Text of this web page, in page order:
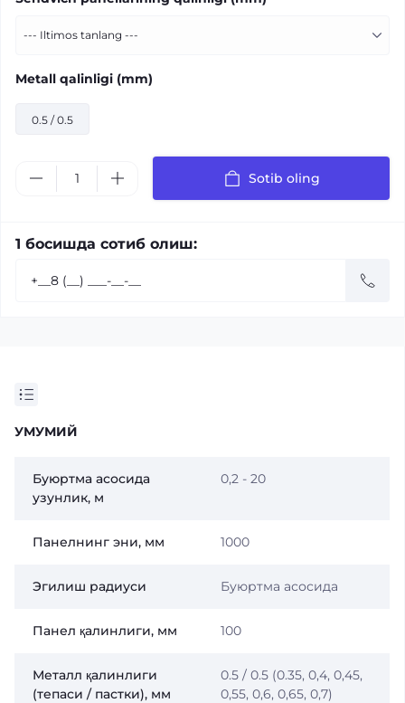
Metall qalinligi (mm)
0.5 / 0.5
Sotib oling
1 босишда сотиб олиш:
УМУМИЙ
Буюртма асосида
узунлик, м
0,2 - 20
Панелнинг эни, мм 1000
Эгилиш радиуси Буюртма асосида
Панел қалинлиги, мм 100
Металл қалинлиги
(тепаси / пастки), мм
0.5 / 0.5 (0.35, 0,4, 0,45,
0,55, 0,6, 0,65, 0,7)